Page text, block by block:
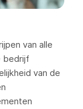
van alle
bedrijf
van de